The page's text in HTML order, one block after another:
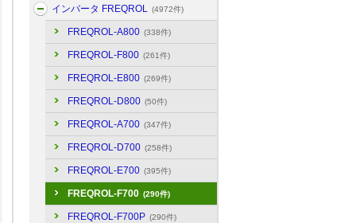
インバータ FREQROL (4972件)
FREQROL-A800 (338件)
FREQROL-F800 (261件)
FREQROL-E800 (269件)
FREQROL-D800 (50件)
FREQROL-A700 (347件)
FREQROL-D700 (258件)
FREQROL-E700 (395件)
FREQROL-F700 (290件)
FREQROL-F700P (290件)